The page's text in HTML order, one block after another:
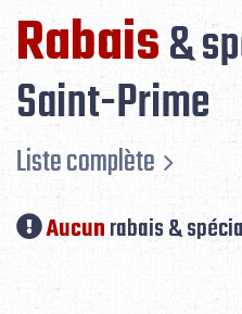
Rabais&
Saint-Prime
Liste complète
Aucunrabais &